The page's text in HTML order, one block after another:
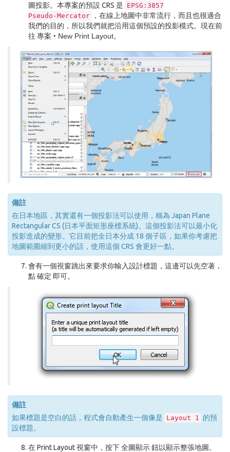
圖投影。本專案的預設 CRS 是 EPSG:3857
Pseudo-Mercator
，在線上地圖中非常流行，而且也很適合
我們的目的，所以我們就把沿用這個預設的投影模式。現在前
往 專案 ‣ New Print Layout。
備註
在日本地區，其實還有一個投影法可以使用，稱為 Japan Plane
Rectangular CS (日本平面矩形座標系統)。這個投影法可以最小化
投影造成的變形。它目前把全日本分成 18 個子區，如果你考慮把
地圖範圍縮到更小的話，使用這個 CRS 會更好一點。
會有一個視窗跳出來要求你輸入設計標題，這邊可以先空著，
點確定 即可。
備註
如果標題是空白的話，程式會自動產生一個像是 Layout 1
的預
設標題。
在 Print Layout 視窗中，按下全圖顯示鈕以顯示整張地圖。